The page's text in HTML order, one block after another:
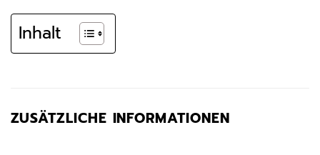
Inhalt
ZUSÄTZLICHE INFORMATIONEN